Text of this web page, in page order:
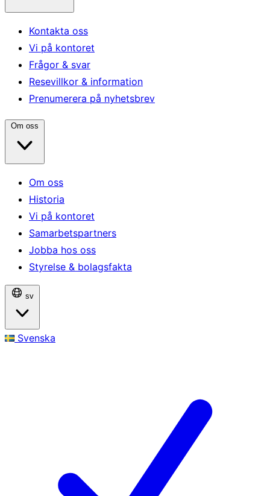
Kontakta oss
Vi på kontoret
Frågor & svar
Resevillkor & information
Prenumerera på nyhetsbrev
Om oss
Om oss
Historia
Vi på kontoret
Samarbetspartners
Jobba hos oss
Styrelse & bolagsfakta
sv
Svenska